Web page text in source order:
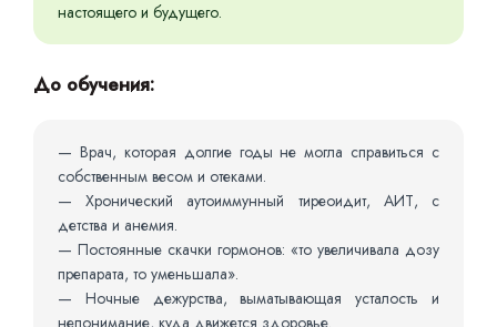
настоящего и будущего.
До обучения:
— Врач, которая долгие годы не могла справиться с
собственным весом и отеками.
— Хронический аутоиммунный тиреоидит, АИТ, с
детства и анемия.
— Постоянные скачки гормонов: «то увеличивала дозу
препарата, то уменьшала».
— Ночные дежурства, выматывающая усталость и
непонимание, куда движется здоровье.